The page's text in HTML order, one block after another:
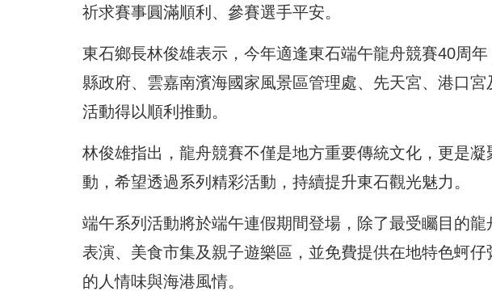
祈求賽事圓滿順利、參賽選手平安。
東石鄉長林俊雄表示，今年適逢東石端午龍舟競賽40周
縣政府、雲嘉南濱海國家風景區管理處、先天宮、港口
活動得以順利推動。
林俊雄指出，龍舟競賽不僅是地方重要傳統文化，更是
動，希望透過系列精彩活動，持續提升東石觀光魅力。
端午系列活動將於端午連假期間登場，除了最受矚目的
表演、美食市集及親子遊樂區，並免費提供在地特色蚵
的人情味與海港風情。